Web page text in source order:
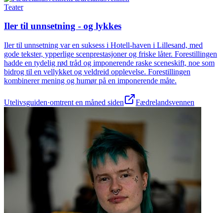
Teater
Iler til unnsetning - og lykkes
Iler til unnsetning var en suksess i Hotell-haven i Lillesand, med
gode tekster, ypperlige scenprestasjoner og friske låter. Forestillingen
hadde en tydelig rød tråd og imponerende raske sceneskift, noe som
bidrog til en vellykket og veldreid opplevelse. Forestillingen
kombinerer mening og humør på en imponerende måte.
Utelivsguiden·omtrent en måned siden Fædrelandsvennen